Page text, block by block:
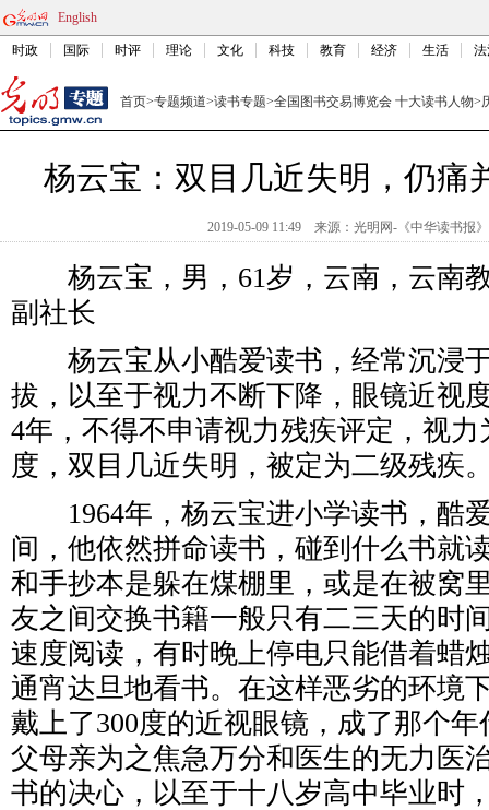
English
时政 国际 时评 理论 文化 科技 教育 经济 生活
首页>专题频道>读书专题>全国图书交易博览会 十大读书人物>
杨云宝：双目几近失明，仍痛
2019-05-09 11:49 来源： 光明网-《中华读书报》
杨云宝，男，61岁，云南，云南
副社长
杨云宝从小酷爱读书，经常沉浸
拔，以至于视力不断下降，眼镜近视
4年，不得不申请视力残疾评定，视力
度，双目几近失明，被定为二级残疾
1964年，杨云宝进小学读书，酷
间，他依然拼命读书，碰到什么书就
和手抄本是躲在煤棚里，或是在被窝
友之间交换书籍一般只有二三天的时
速度阅读，有时晚上停电只能借着蜡
通宵达旦地看书。在这样恶劣的环境
戴上了300度的近视眼镜，成了那个年
父母亲为之焦急万分和医生的无力医
书的决心，以至于十八岁高中毕业时